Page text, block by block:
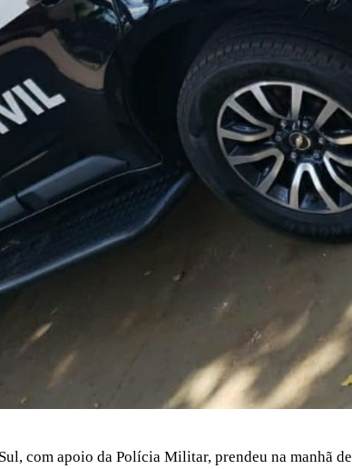
com apoio da Polícia Militar, prendeu na manhã de